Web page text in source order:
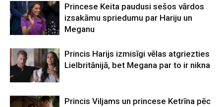
Princese Keita paudusi sešos vārdos
izsakāmu spriedumu par Hariju un
Meganu
Princis Harijs izmisīgi vēlas atgriezties
Lielbritānijā, bet Megana par to ir nikna
Princis Viljams un princese Ketrīna pēc